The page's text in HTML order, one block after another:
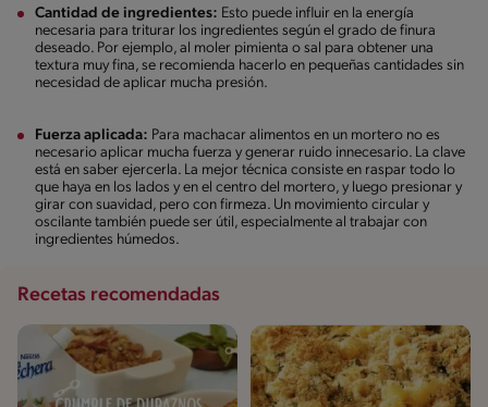
Cantidad de ingredientes: Esto puede influir en la energía
necesaria para triturar los ingredientes según el grado de finura
deseado. Por ejemplo, al moler pimienta o sal para obtener una
textura muy fina, se recomienda hacerlo en pequeñas cantidades sin
necesidad de aplicar mucha presión.
Fuerza aplicada: Para machacar alimentos en un mortero no es
necesario aplicar mucha fuerza y generar ruido innecesario. La clave
está en saber ejercerla. La mejor técnica consiste en raspar todo lo
que haya en los lados y en el centro del mortero, y luego presionar y
girar con suavidad, pero con firmeza. Un movimiento circular y
oscilante también puede ser útil, especialmente al trabajar con
ingredientes húmedos.
Recetas recomendadas